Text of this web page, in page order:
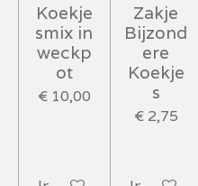
Koekje
smix in
weckp
ot
€ 10,00
Zakje
Bijzond
ere
Koekje
s
€ 2,75